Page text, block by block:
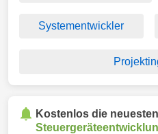
Systementwickler
Kostenlos die neuesten